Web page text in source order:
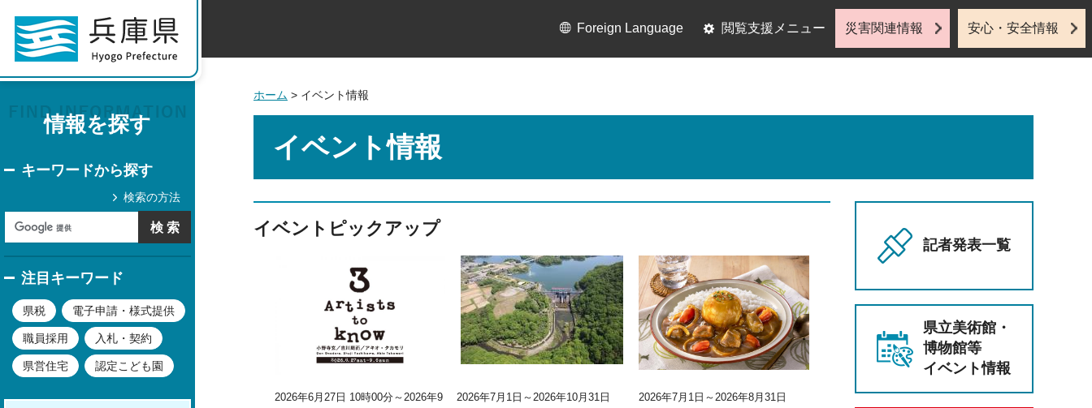
情報を探す
キーワードから探す
検索の方法
注目キーワード
県税 電子申請・様式提供
職員採用 入札・契約
県営住宅 認定こども園
Foreign Language 閲覧支援メニュー 災害関連情報 安心・安全情報
ホーム > イベント情報
イベント情報
イベントピックアップ
年8月23日
2026年6月27日 10時00分～2026年9
2026年6月27日 10時00分～2026年9
2026年7月1日～2026年10月31日 2026年7月1日～2026年8月31日 2026年8月11日～2026年8月23日
2026年6月27日
記者発表一覧
県立美術館・
博物館等
イベント情報